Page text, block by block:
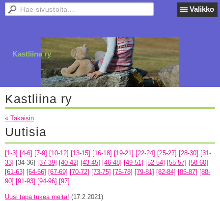
Valikko
Kastliina ry
Kastliina ry
« Takaisin
Uutisia
[1-3] [4-6] [7-9] [10-12] [13-15] [16-18] [19-21] [22-24] [25-27] [28-30] [31-
33] [34-36] [37-39] [40-42] [43-45] [46-48] [49-51] [52-54] [55-57] [58-60]
[61-63] [64-66] [67-69] [70-72] [73-75] [76-78] [79-81] [82-84] [85-87] [88-
90] [91-93] [94-96] [97]
Uusi tapa tukea meitä! (17.2.2021)